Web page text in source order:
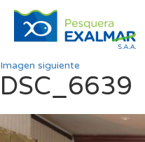
Imagen siguiente
DSC_6639